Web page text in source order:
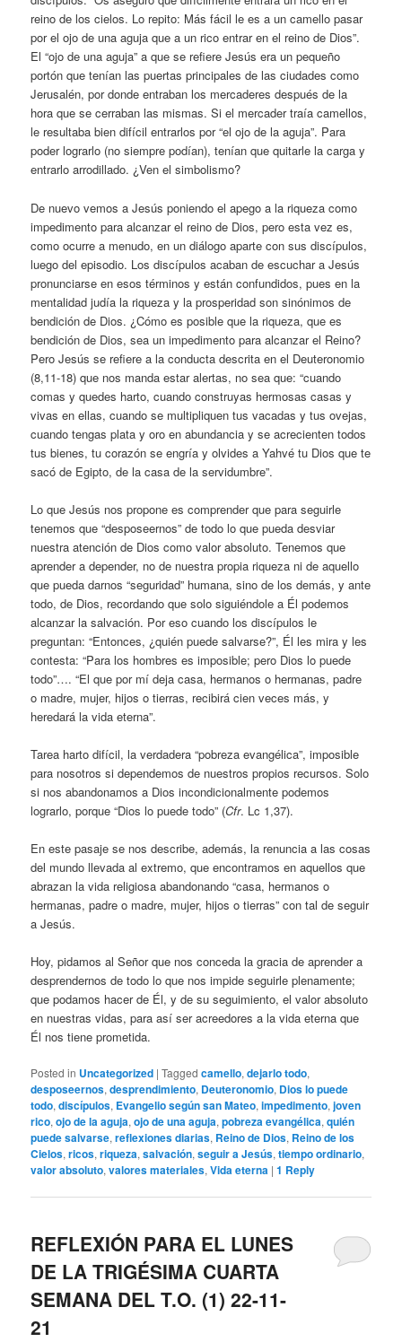
reino de los cielos. Lo repito: Más fácil le es a un camello pasar
por el ojo de una aguja que a un rico entrar en el reino de Dios”.
El “ojo de una aguja” a que se refiere Jesús era un pequeño
portón que tenían las puertas principales de las ciudades como
Jerusalén, por donde entraban los mercaderes después de la
hora que se cerraban las mismas. Si el mercader traía camellos,
le resultaba bien difícil entrarlos por “el ojo de la aguja”. Para
poder lograrlo (no siempre podían), tenían que quitarle la carga y
entrarlo arrodillado. ¿Ven el simbolismo?
De nuevo vemos a Jesús poniendo el apego a la riqueza como
impedimento para alcanzar el reino de Dios, pero esta vez es,
como ocurre a menudo, en un diálogo aparte con sus discípulos,
luego del episodio. Los discípulos acaban de escuchar a Jesús
pronunciarse en esos términos y están confundidos, pues en la
mentalidad judía la riqueza y la prosperidad son sinónimos de
bendición de Dios. ¿Cómo es posible que la riqueza, que es
bendición de Dios, sea un impedimento para alcanzar el Reino?
Pero Jesús se refiere a la conducta descrita en el Deuteronomio
(8,11-18) que nos manda estar alertas, no sea que: “cuando
comas y quedes harto, cuando construyas hermosas casas y
vivas en ellas, cuando se multipliquen tus vacadas y tus ovejas,
cuando tengas plata y oro en abundancia y se acrecienten todos
tus bienes, tu corazón se engría y olvides a Yahvé tu Dios que te
sacó de Egipto, de la casa de la servidumbre”.
Lo que Jesús nos propone es comprender que para seguirle
tenemos que “desposeernos” de todo lo que pueda desviar
nuestra atención de Dios como valor absoluto. Tenemos que
aprender a depender, no de nuestra propia riqueza ni de aquello
que pueda darnos “seguridad” humana, sino de los demás, y ante
todo, de Dios, recordando que solo siguiéndole a Él podemos
alcanzar la salvación. Por eso cuando los discípulos le
preguntan: “Entonces, ¿quién puede salvarse?”, Él les mira y les
contesta: “Para los hombres es imposible; pero Dios lo puede
todo”…. “El que por mí deja casa, hermanos o hermanas, padre
o madre, mujer, hijos o tierras, recibirá cien veces más, y
heredará la vida eterna”.
Tarea harto difícil, la verdadera “pobreza evangélica”, imposible
para nosotros si dependemos de nuestros propios recursos. Solo
si nos abandonamos a Dios incondicionalmente podemos
lograrlo, porque “Dios lo puede todo” (Cfr. Lc 1,37).
En este pasaje se nos describe, además, la renuncia a las cosas
del mundo llevada al extremo, que encontramos en aquellos que
abrazan la vida religiosa abandonando “casa, hermanos o
hermanas, padre o madre, mujer, hijos o tierras” con tal de seguir
a Jesús.
Hoy, pidamos al Señor que nos conceda la gracia de aprender a
desprendernos de todo lo que nos impide seguirle plenamente;
que podamos hacer de Él, y de su seguimiento, el valor absoluto
en nuestras vidas, para así ser acreedores a la vida eterna que
Él nos tiene prometida.
Posted in Uncategorized |Tagged camello,dejarlo todo,
desposeernos,desprendimiento, Deuteronomio, Dios lo puede
todo,discípulos, Evangelio según san Mateo,impedimento,joven
rico,ojo de la aguja,ojo de una aguja,pobreza evangélica,quién
puede salvarse,reflexiones diarias, Reino de Dios, Reino de los
Cielos,ricos,riqueza,salvación,seguir a Jesús,tiempo ordinario,
valor absoluto,valores materiales,Vida eterna |1 Reply
REFLEXIÓN PARA EL LUNES
DE LA TRIGÉSIMA CUARTA
SEMANA DEL T.O. (1) 22-11-
21